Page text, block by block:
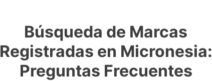
Búsqueda de Marcas
Registradas en Micronesia:
Preguntas Frecuentes